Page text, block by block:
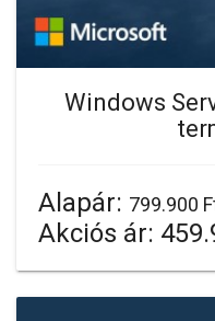
Windows
Alapár: 799.900
Akciós ár: